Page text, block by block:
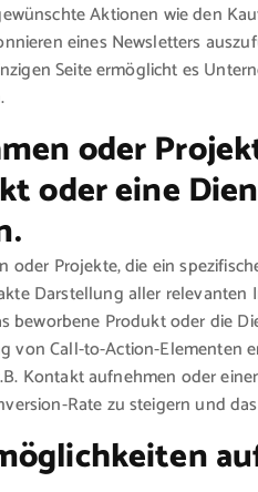
Aktionen wie den
eines Newsletters
Seite ermöglicht es
oder
oder eine
Projekte, die ein
Darstellung aller
beworbene Produkt oder die
von Call-to-Action-Elementen
Kontakt aufnehmen oder
Rate zu steigern und